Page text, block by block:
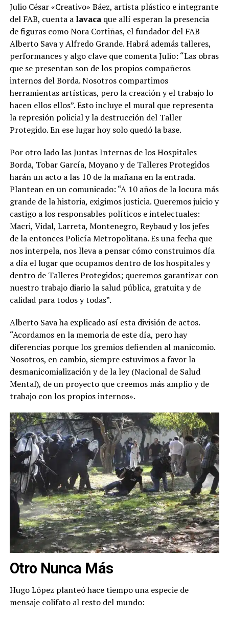
Julio César «Creativo» Báez, artista plástico e integrante
del FAB, cuenta a lavacaque allí esperan la presencia
de figuras como Nora Cortiñas, el fundador del FAB
Alberto Sava y Alfredo Grande. Habrá además talleres,
performances y algo clave que comenta Julio: “Las obras
que se presentan son de los propios compañeros
internos del Borda. Nosotros compartimos
herramientas artísticas, pero la creación y el trabajo lo
hacen ellos ellos”. Esto incluye el mural que representa
la represión policial y la destrucción del Taller
Protegido. En ese lugar hoy solo quedó la base.
Por otro lado las Juntas Internas de los Hospitales
Borda, Tobar García, Moyano y de Talleres Protegidos
harán un acto a las 10 de la mañana en la entrada.
Plantean en un comunicado: “A 10 años de la locura más
grande de la historia, exigimos justicia. Queremos juicio y
castigo a los responsables políticos e intelectuales:
Macri, Vidal, Larreta, Montenegro, Reybaud y los jefes
de la entonces Policía Metropolitana. Es una fecha que
nos interpela, nos lleva a pensar cómo construimos día
a día el lugar que ocupamos dentro de los hospitales y
dentro de Talleres Protegidos; queremos garantizar con
nuestro trabajo diario la salud pública, gratuita y de
calidad para todos y todas”.
Alberto Sava ha explicado así esta división de actos.
“Acordamos en la memoria de este día, pero hay
diferencias porque los gremios defienden al manicomio.
Nosotros, en cambio, siempre estuvimos a favor la
desmanicomialización y de la ley (Nacional de Salud
Mental), de un proyecto que creemos más amplio y de
trabajo con los propios internos».
Otro Nunca Más
Hugo López planteó hace tiempo una especie de
mensaje colifato al resto del mundo: